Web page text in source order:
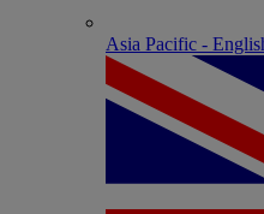
Asia Pacific -